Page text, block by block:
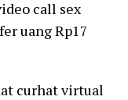
call sex
uang Rp17
curhat virtual